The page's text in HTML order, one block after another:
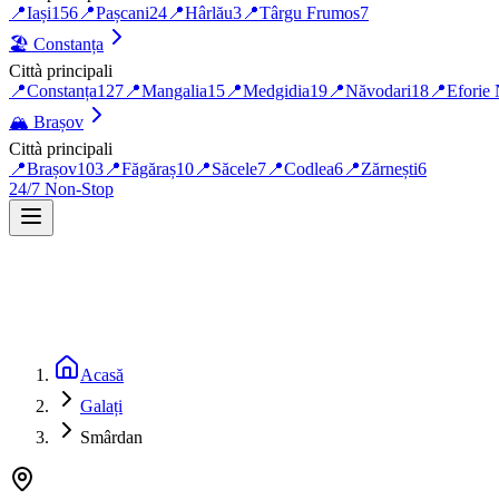
📍Iași156 📍Pașcani24 📍Hârlău3 📍Târgu Frumos7
🏖️ Constanța
Città principali
📍Constanța127 📍Mangalia15 📍Medgidia19 📍Năvodari18 📍Eforie
🏔️ Brașov
Città principali
📍Brașov103 📍Făgăraș10 📍Săcele7 📍Codlea6 📍Zărnești6
24/7 Non-Stop
Acasă
Galați
Smârdan